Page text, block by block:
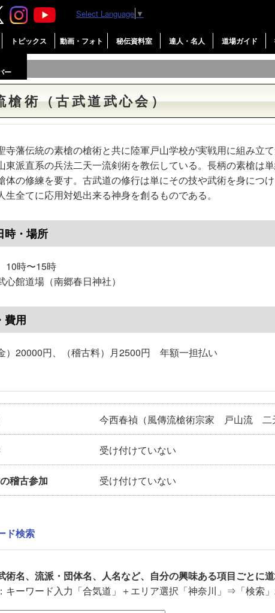
ー
トピックス 動画・フォト 秘伝資料室 達人・名人 道場ガイド
Select Language ▼
槍術（古武道武心会）
寺藩伝統の素槍の槍術と共に陸軍戸山学校が実戦用に組み立て
東派直系の兵法二天一流剣術を教伝している。長柄の素槍は
体の修練を要す。古武道の修行は単にその技や武術を身につ
生全てに応用対処出来る神身を創るものである。
時・場所
時〜15時
心館道場（南郷春日神社）
費用
）20000円、（稽古料）月2500円 年額一担払い
今西春禎（風傳流槍術宗家 戸山流 二
受け付けていない
稽古参加 受け付けていない
ド検索
術名、流派・団体名、人名など、自分の興味ある項目ごとに
キーワード入力「合気道」＋エリア選択「神奈川」⇒「検索